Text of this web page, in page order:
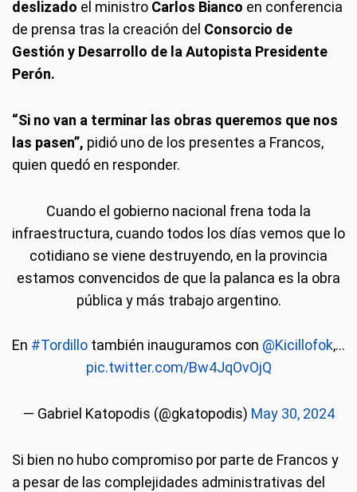
deslizado el ministro Carlos Bianco en conferencia
de prensa tras la creación del Consorcio de
Gestión y Desarrollo de la Autopista Presidente
Perón.
“Si no van a terminar las obras queremos que nos
las pasen”, pidió uno de los presentes a Francos,
quien quedó en responder.
Cuando el gobierno nacional frena toda la
infraestructura, cuando todos los días vemos que lo
cotidiano se viene destruyendo, en la provincia
estamos convencidos de que la palanca es la obra
pública y más trabajo argentino.
En #Tordillo también inauguramos con @Kicillofok,…
pic.twitter.com/Bw4JqOvOjQ
— Gabriel Katopodis (@gkatopodis) May 30, 2024
Si bien no hubo compromiso por parte de Francos y
a pesar de las complejidades administrativas del